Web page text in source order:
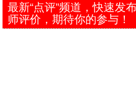
最新“点评”频道，快速发
师评价，期待你的参与！